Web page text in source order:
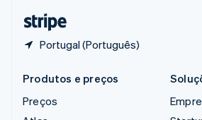
Portugal (Português)
Produtos e preços
Preços